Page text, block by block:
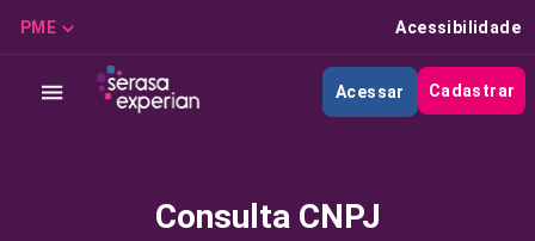
PME Acessibilidade
Acessar Cadastrar
Consulta CNPJ